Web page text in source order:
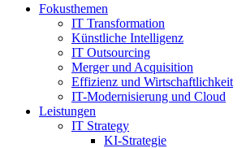
Fokusthemen
IT Transformation
Künstliche Intelligenz
IT Outsourcing
Merger und Acquisition
Effizienz und Wirtschaftlichkeit
IT-Modernisierung und Cloud
Leistungen
IT Strategy
KI-Strategie